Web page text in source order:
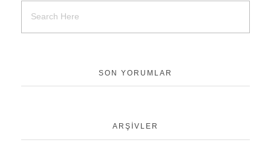
SON YORUMLAR
ARŞIVLER